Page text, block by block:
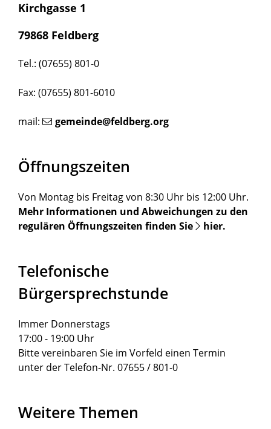
Kirchgasse 1
79868 Feldberg
Tel.: (07655) 801-0
Fax: (07655) 801-6010
mail: gemeinde@feldberg.org
Öffnungszeiten
Von Montag bis Freitag von 8:30 Uhr bis 12:00 Uhr.
Mehr Informationen und Abweichungen zu den
regulären Öffnungszeiten finden Sie
hier.
Telefonische
Bürgersprechstunde
Immer Donnerstags
17:00 - 19:00 Uhr
Bitte vereinbaren Sie im Vorfeld einen Termin
unter der Telefon-Nr. 07655 / 801-0
Weitere Themen